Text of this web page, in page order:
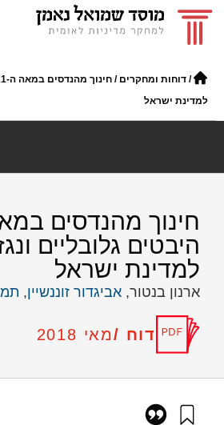
/ דוחות ומחקרים /
למדינת ישראל
היבטים גלובליים
למדינת ישראל
ארנון בנטור, אביגדור זוננשיין,
דוח /מאי 2018